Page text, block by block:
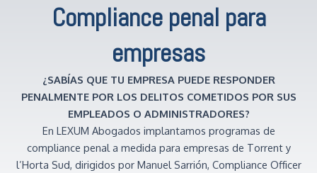
Compliance penal para
empresas
¿SABÍAS QUE TU EMPRESA PUEDE RESPONDER
PENALMENTE POR LOS DELITOS COMETIDOS POR SUS
EMPLEADOS O ADMINISTRADORES?
En LEXUM Abogados implantamos programas de
compliance penal a medida para empresas de Torrent y
l’Horta Sud, dirigidos por Manuel Sarrión, Compliance Officer